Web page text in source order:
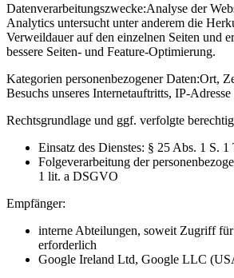
Datenverarbeitungszwecke:Analyse der
Analytics untersucht unter anderem die
Verweildauer auf den einzelnen Seiten und
bessere Seiten- und Feature-Optimierung.
Kategorien personenbezogener Daten:Ort,
Besuchs unseres Internetauftritts, IP-
Rechtsgrundlage und ggf. verfolgte
Einsatz des Dienstes: § 25 Abs. 1 S.
Folgeverarbeitung der
1 lit. a DSGVO
Empfänger:
interne Abteilungen, soweit Zugriff
erforderlich
Google Ireland Ltd, Google LLC